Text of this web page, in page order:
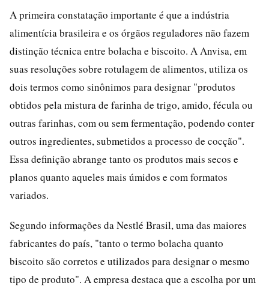
A primeira constatação importante é que a indústria
alimentícia brasileira e os órgãos reguladores não fazem
distinção técnica entre bolacha e biscoito. A Anvisa, em
suas resoluções sobre rotulagem de alimentos, utiliza os
dois termos como sinônimos para designar "produtos
obtidos pela mistura de farinha de trigo, amido, fécula ou
outras farinhas, com ou sem fermentação, podendo conter
outros ingredientes, submetidos a processo de cocção".
Essa definição abrange tanto os produtos mais secos e
planos quanto aqueles mais úmidos e com formatos
variados.
Segundo informações da Nestlé Brasil, uma das maiores
fabricantes do país, "tanto o termo bolacha quanto
biscoito são corretos e utilizados para designar o mesmo
tipo de produto". A empresa destaca que a escolha por um